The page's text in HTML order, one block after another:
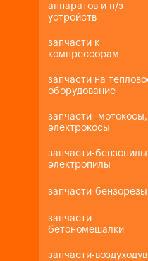
аппаратов и п/з
устройств
запчасти к
компрессорам
запчасти на
оборудование
запчасти- мотокосы,
электрокосы
запчасти-
электропилы
запчасти-бензорезы
запчасти-
бетономешалки
запчасти-